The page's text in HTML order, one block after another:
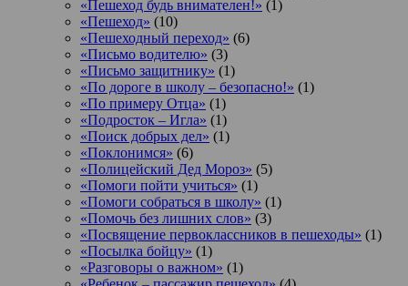
«Пешеход будь внимателен!» (1)
«Пешеход» (10)
«Пешеходный переход» (6)
«Письмо водителю» (3)
«Письмо защитнику» (1)
«По дороге в школу – безопасно!» (1)
«По примеру Отца» (1)
«Подросток ‒ Игла» (1)
«Поиск добрых дел» (1)
«Поклонимся» (6)
«Полицейский Дед Мороз» (5)
«Помоги пойти учиться» (1)
«Помоги собраться в школу» (1)
«Помочь без лишних слов» (3)
«Посвящение первоклассников в пешеходы» (1)
«Посылка бойцу» (1)
«Разговоры о важном» (1)